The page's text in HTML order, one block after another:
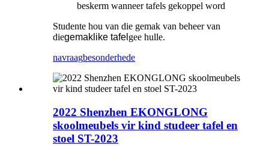
beskerm wanneer tafels gekoppel word
Studente hou van die gemak van beheer van
diegemaklike tafel gee hulle.
navraagbesonderhede
2022 Shenzhen EKONGLONG
skoolmeubels vir kind studeer tafel en
stoel ST-2023